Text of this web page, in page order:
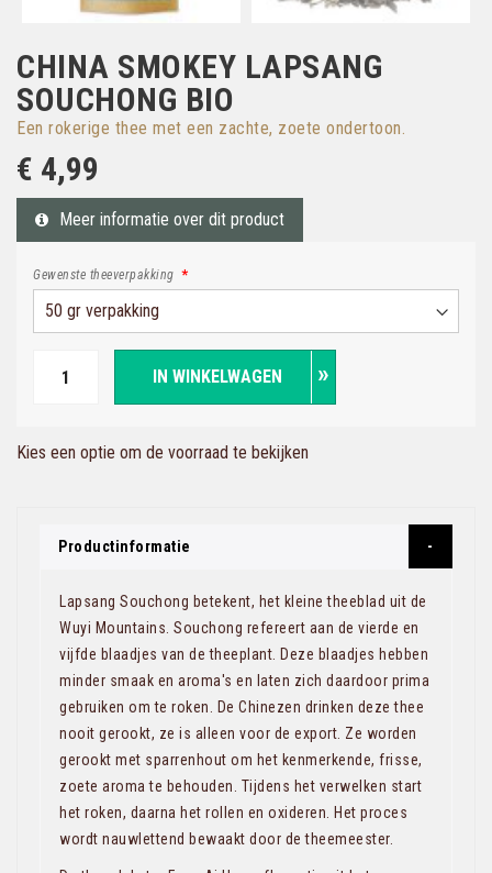
CHINA SMOKEY LAPSANG
SOUCHONG BIO
Een rokerige thee met een zachte, zoete ondertoon.
€ 4,99
Meer informatie over dit product
Gewenste theeverpakking
IN WINKELWAGEN
Kies een optie om de voorraad te bekijken
Productinformatie
Lapsang Souchong betekent, het kleine theeblad uit de
Wuyi Mountains. Souchong refereert aan de vierde en
vijfde blaadjes van de theeplant. Deze blaadjes hebben
minder smaak en aroma's en laten zich daardoor prima
gebruiken om te roken. De Chinezen drinken deze thee
nooit gerookt, ze is alleen voor de export. Ze worden
gerookt met sparrenhout om het kenmerkende, frisse,
zoete aroma te behouden. Tijdens het verwelken start
het roken, daarna het rollen en oxideren. Het proces
wordt nauwlettend bewaakt door de theemeester.